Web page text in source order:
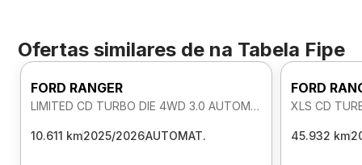
Ofertas similares de na Tabela Fipe
FORD RANGER
LIMITED CD TURBO DIE 4WD 3.0 AUTOMATICO
10.611 km2025/2026AUTOMAT.
FORD
XLS CD
45.932 km